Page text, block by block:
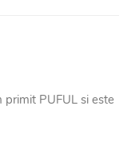
primit PUFUL si este